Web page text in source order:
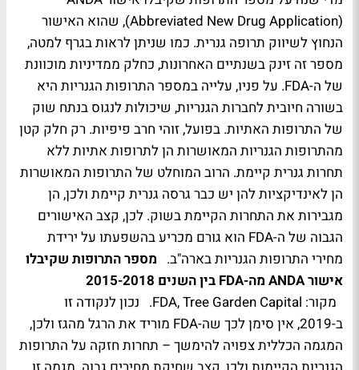
(Abbreviated New Drug Application), שהוא האישור
הנחוץ לשיווק תרופה גנרית. כמו שניתן לראות בגרף למטה,
מספר זה זינק בשנתיים האחרונות, כחלק ממדיניות מוכוונת
של ה-FDA. על פניו, עלייה במספר התרופות הגנריות היא
בשורה חיובית לחברות הגנריות, שיכולות לנגוס בנתח שוק
של התרופות האתיות. בפועל, זוהי חרב פיפיות. רק חלק קטן
מהתרופות הגנריות המאושרות הן לתרופות אתיות ללא
תחרות גנרית קיימת. הרוב המוחלט של התרופות המאושרות
הן לאינדיקציות להן יש כבר גרסה גנרית קיימת ולכן, הן
מגבירות את התחרות הקיימת בשוק. לכן, קצב האישורים
הגבוה של ה-FDA הוא גורם מכריע בהשפעתו על ירידת
מחירי התרופות הגנריות בארה"ב. מספר התרופות שקיבלו
אישור ANDA מה-FDA בין השנים 2015-2018
מקור: FDA, Tree Garden Capital.
נכון לנקודה זו
ב-2019, אין סימן לכך שה-FDA מוריד את הרגל מהגז ולכן,
המגמה הכללית צפויה להימשך – תחרות חזקה על התרופות